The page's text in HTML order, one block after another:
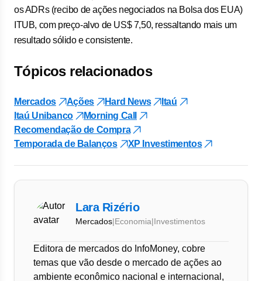
os ADRs (recibo de ações negociados na Bolsa dos EUA)
ITUB, com preço-alvo de US$ 7,50, ressaltando mais um
resultado sólido e consistente.
Tópicos relacionados
Mercados Ações Hard News
Itaú
Itaú Unibanco
Morning Call
Recomendação de Compra
Temporada de Balanços
XP Investimentos
Lara Rizério
Mercados|Economia|Investimentos
Editora de mercados do InfoMoney, cobre
temas que vão desde o mercado de ações ao
ambiente econômico nacional e internacional,